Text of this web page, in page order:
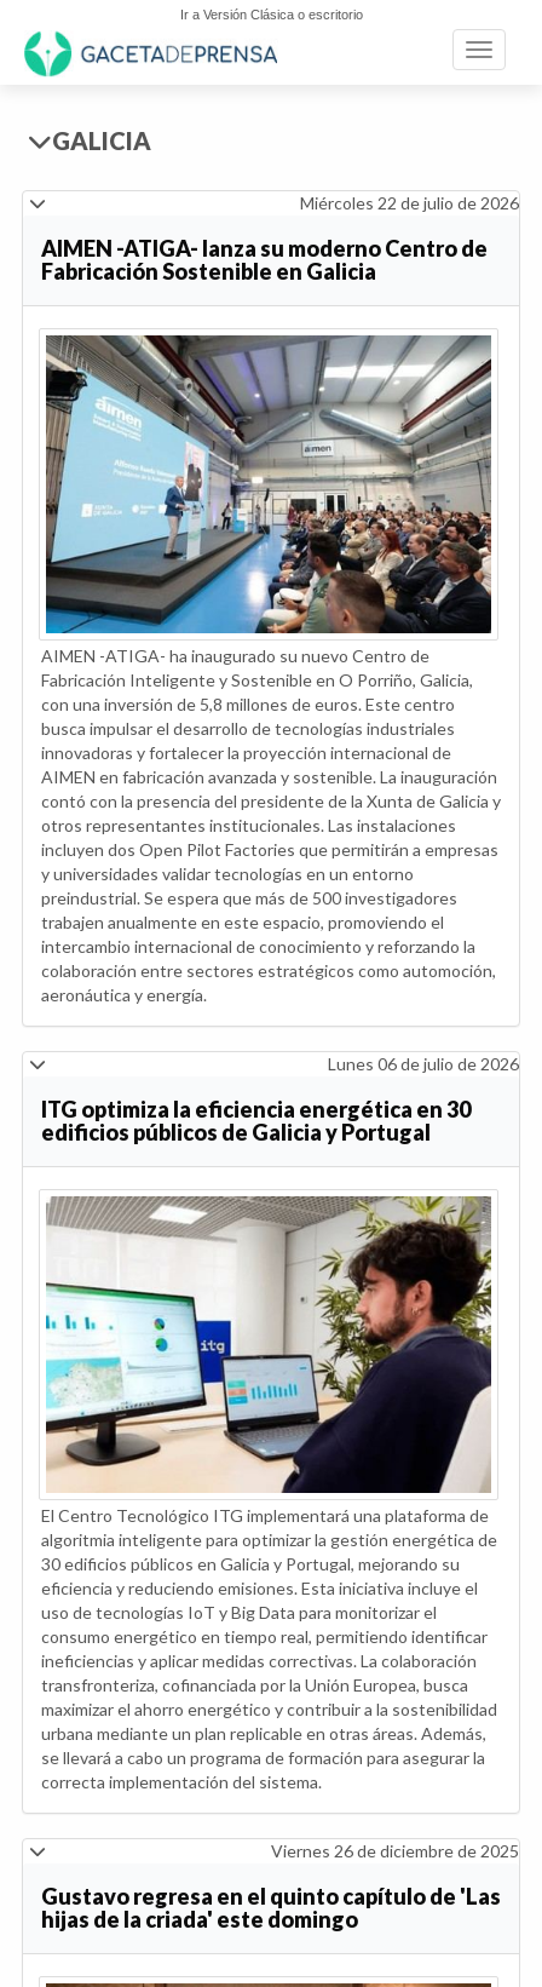
Ir a Versión Clásica o escritorio
Toggle
GALICIA
Miércoles 22 de julio de 2026
AIMEN -ATIGA- lanza su moderno Centro de
Fabricación Sostenible en Galicia
AIMEN -ATIGA- ha inaugurado su nuevo Centro de
Fabricación Inteligente y Sostenible en O Porriño, Galicia,
con una inversión de 5,8 millones de euros. Este centro
busca impulsar el desarrollo de tecnologías industriales
innovadoras y fortalecer la proyección internacional de
AIMEN en fabricación avanzada y sostenible. La inauguración
contó con la presencia del presidente de la Xunta de Galicia y
otros representantes institucionales. Las instalaciones
incluyen dos Open Pilot Factories que permitirán a empresas
y universidades validar tecnologías en un entorno
preindustrial. Se espera que más de 500 investigadores
trabajen anualmente en este espacio, promoviendo el
intercambio internacional de conocimiento y reforzando la
colaboración entre sectores estratégicos como automoción,
aeronáutica y energía.
Lunes 06 de julio de 2026
ITG optimiza la eficiencia energética en 30
edificios públicos de Galicia y Portugal
El Centro Tecnológico ITG implementará una plataforma de
algoritmia inteligente para optimizar la gestión energética de
30 edificios públicos en Galicia y Portugal, mejorando su
eficiencia y reduciendo emisiones. Esta iniciativa incluye el
uso de tecnologías IoT y Big Data para monitorizar el
consumo energético en tiempo real, permitiendo identificar
ineficiencias y aplicar medidas correctivas. La colaboración
transfronteriza, cofinanciada por la Unión Europea, busca
maximizar el ahorro energético y contribuir a la sostenibilidad
urbana mediante un plan replicable en otras áreas. Además,
se llevará a cabo un programa de formación para asegurar la
correcta implementación del sistema.
Viernes 26 de diciembre de 2025
Gustavo regresa en el quinto capítulo de 'Las
hijas de la criada' este domingo